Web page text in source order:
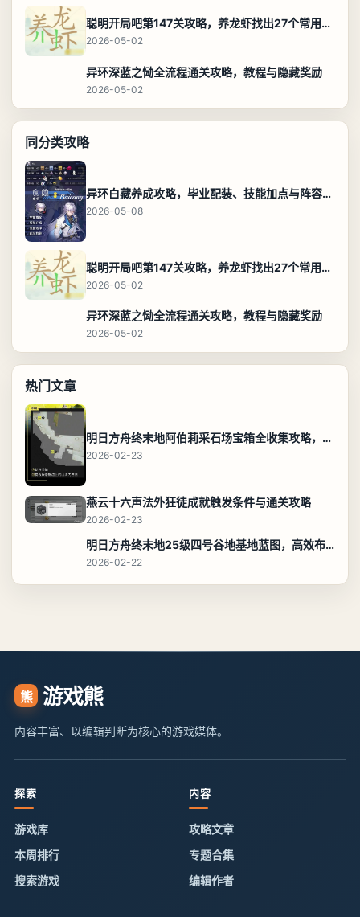
聪明开局吧第147关攻略，养龙虾找出27个常用字通关答案
2026-05-02
异环深蓝之恸全流程通关攻略，教程与隐藏奖励
2026-05-02
同分类攻略
异环白藏养成攻略，毕业配装、技能加点与阵容搭配保姆级解析
2026-05-08
聪明开局吧第147关攻略，养龙虾找出27个常用字通关答案
2026-05-02
异环深蓝之恸全流程通关攻略，教程与隐藏奖励
2026-05-02
热门文章
明日方舟终末地阿伯莉采石场宝箱全收集攻略，全点位分布图与路线
2026-02-23
燕云十六声法外狂徒成就触发条件与通关攻略
2026-02-23
明日方舟终末地25级四号谷地基地蓝图，高效布局规划
2026-02-22
熊 游戏熊
内容丰富、以编辑判断为核心的游戏媒体。
探索
游戏库
本周排行
搜索游戏
内容
攻略文章
专题合集
编辑作者